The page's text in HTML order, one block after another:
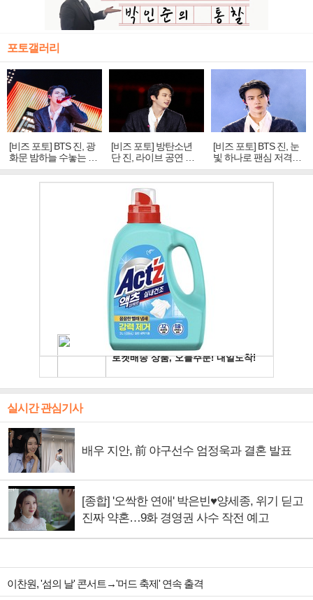
포토갤러리
[비즈 포토] BTS 진, 광
화문 밤하늘 수놓는 '비
주얼 킹'의 열창
[비즈 포토] 방탄소년
단 진, 라이브 공연 중
빛나는 독보적 아우라
[비즈 포토] BTS 진, 눈
빛 하나로 팬심 저격…
독보적 카리스마
실시간 관심기사
배우 지안, 前 야구선수 엄정욱과 결혼 발표
[종합] '오싹한 연애' 박은빈♥양세종, 위기 딛고
진짜 약혼…9화 경영권 사수 작전 예고
이찬원, '섬의 날' 콘서트→'머드 축제' 연속 출격